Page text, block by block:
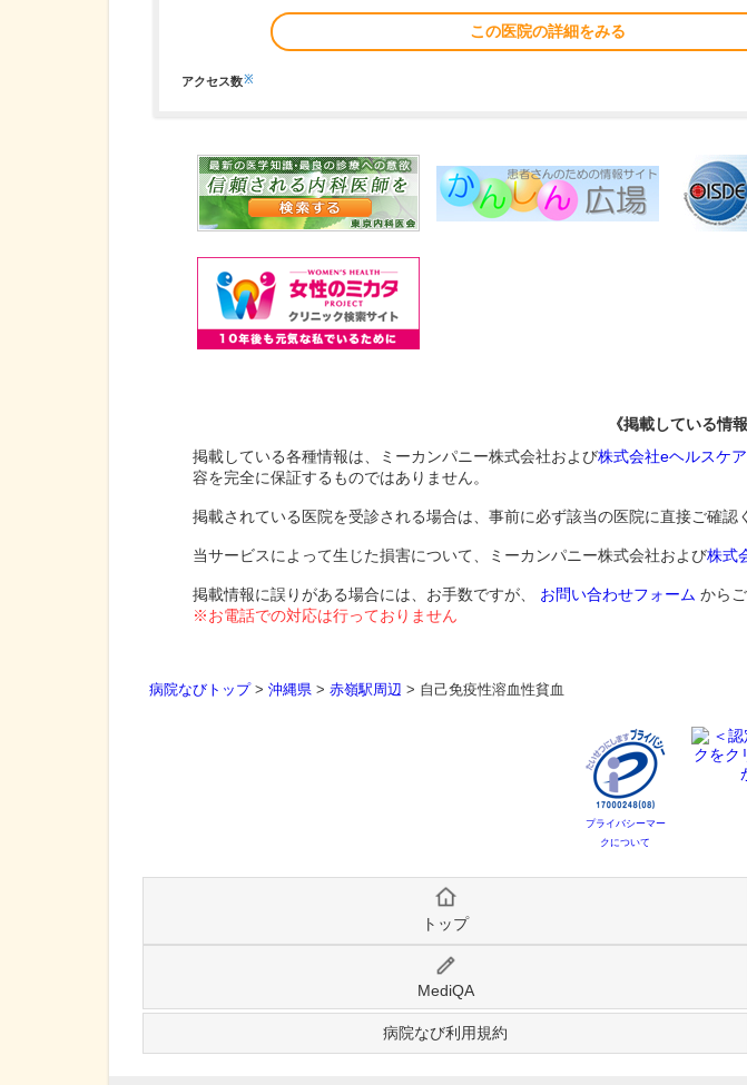
この医院の詳細をみる
アクセス数※
《掲載している情
掲載している各種情報は、ミーカンパニー株式会社および株式会社eヘルスケア
容を完全に保証するものではありません。
掲載されている医院を受診される場合は、事前に必ず該当の医院に直接ご確認
当サービスによって生じた損害について、ミーカンパニー株式会社および株式
掲載情報に誤りがある場合には、お手数ですが、 お問い合わせフォーム から
※お電話での対応は行っておりません
病院なびトップ> 沖縄県 > 赤嶺駅周辺 > 自己免疫性溶血性貧血
プライバシーマー
クについて
トップ
MediQA
病院なび利用規約